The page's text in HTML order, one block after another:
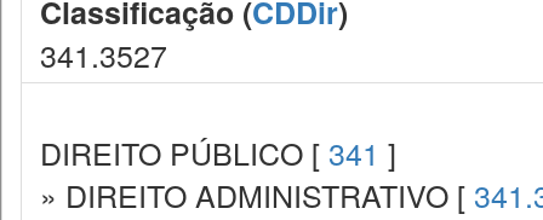
Classificação (CDDir)
341.3527
DIREITO PÚBLICO [ 341 ]
» DIREITO ADMINISTRATIVO [